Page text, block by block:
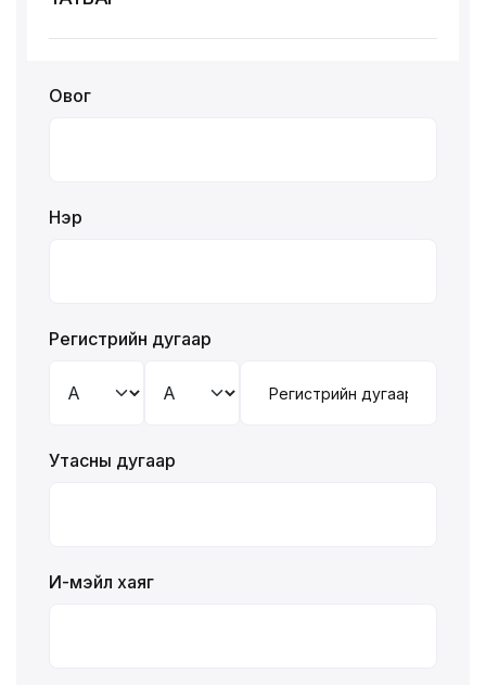
Овог
Нэр
Регистрийн дугаар
Утасны дугаар
И-мэйл хаяг